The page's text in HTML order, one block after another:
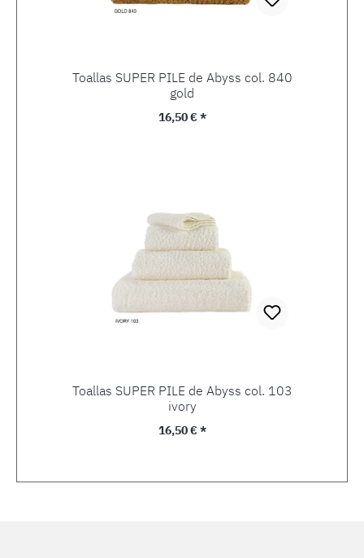
Toallas SUPER PILE de Abyss col. 840
gold
Precio normal:
16,50 € *
Toallas SUPER PILE de Abyss col. 103
ivory
Precio normal:
16,50 € *